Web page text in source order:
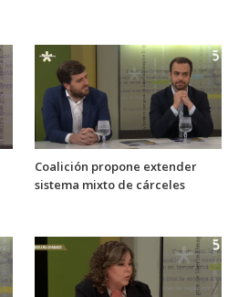
Coalición propone extender
sistema mixto de cárceles